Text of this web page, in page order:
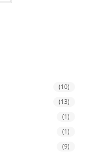
(10)
(13)
(1)
(1)
(9)